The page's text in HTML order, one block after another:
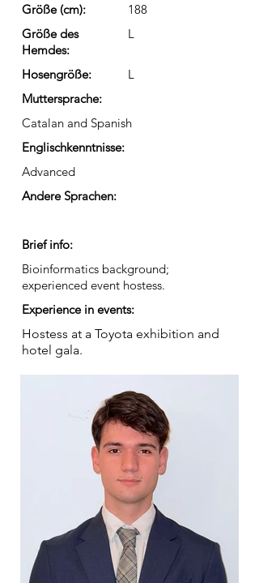
Größe (cm):
188
Größe des
Hemdes:
L
Hosengröße:
L
Muttersprache:
Catalan and Spanish
Englischkenntnisse:
Advanced
Andere Sprachen:
Brief info:
Bioinformatics background;
experienced event hostess.
Experience in events:
Hostess at a Toyota exhibition and
hotel gala.